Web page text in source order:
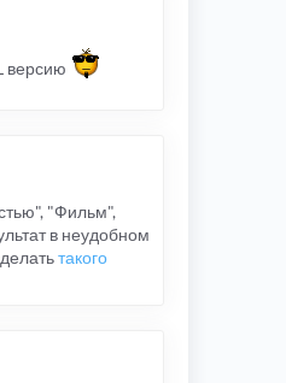
версию
"Фильм",
в неудобном
такого